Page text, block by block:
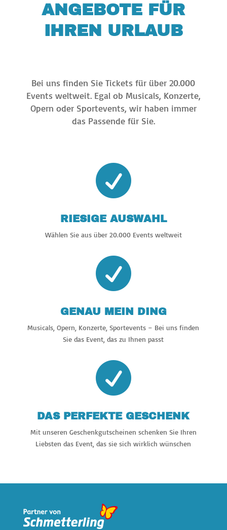
ANGEBOTE FÜR
IHREN URLAUB
Bei uns finden Sie Tickets für über 20.000
Events weltweit. Egal ob Musicals, Konzerte,
Opern oder Sportevents, wir haben immer
das Passende für Sie.

RIESIGE AUSWAHL
Wählen Sie aus über 20.000 Events weltweit

GENAU MEIN DING
Musicals, Opern, Konzerte, Sportevents – Bei uns finden
Sie das Event, das zu Ihnen passt

DAS PERFEKTE GESCHENK
Mit unseren Geschenkgutscheinen schenken Sie Ihren
Liebsten das Event, das sie sich wirklich wünschen